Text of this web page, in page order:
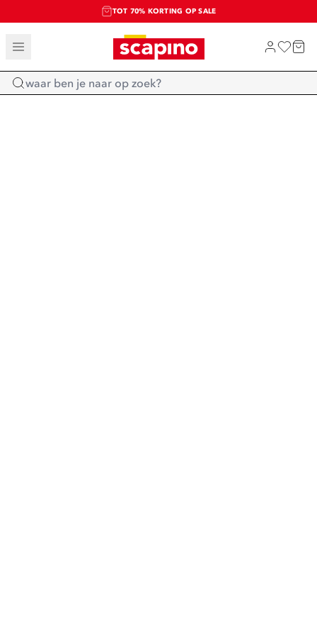
TOT 70% KORTING OP SALE
SALE: LAATSTE KANS!
SHOP NIEUW
Home